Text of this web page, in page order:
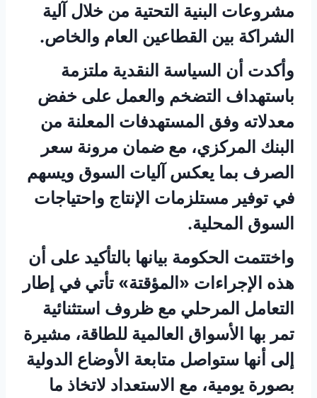
مشروعات البنية التحتية من خلال آلية
الشراكة بين القطاعين العام والخاص.
وأكدت أن السياسة النقدية ملتزمة
باستهداف التضخم والعمل على خفض
معدلاته وفق المستهدفات المعلنة من
البنك المركزي، مع ضمان مرونة سعر
الصرف بما يعكس آليات السوق ويسهم
في توفير مستلزمات الإنتاج واحتياجات
السوق المحلية.
واختتمت الحكومة بيانها بالتأكيد على أن
هذه الإجراءات «المؤقتة» تأتي في إطار
التعامل المرحلي مع ظروف استثنائية
تمر بها الأسواق العالمية للطاقة، مشيرة
إلى أنها ستواصل متابعة الأوضاع الدولية
بصورة يومية، مع الاستعداد لاتخاذ ما